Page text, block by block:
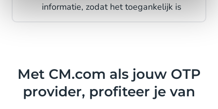
informatie, zodat het toegankelijk is
Met CM.com als jouw OTP
provider, profiteer je van